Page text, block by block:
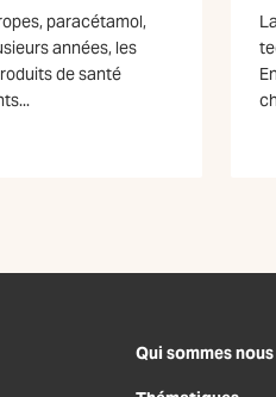
paracétamol,
années, les
de santé
Qui sommes nous